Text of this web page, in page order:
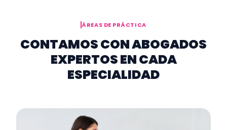
ÁREAS DE PRÁCTICA
CONTAMOS CON ABOGADOS
EXPERTOS EN CADA
ESPECIALIDAD